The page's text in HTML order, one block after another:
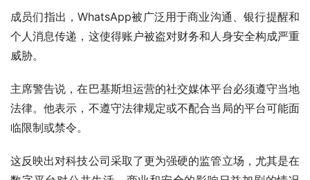
成员们指出，WhatsApp被广泛用于商业沟通、银行提醒和
个人消息传递，这使得账户被盗对财务​​和人身安全构成严重
威胁。
主席警告说，在巴基斯坦运营的社交媒体平台必须遵守当地
法律。他表示，不遵守法律规定或不配合当局的平台可能面
临限制或禁令。
这反映出对科技公司采取了更为强硬的监管立场，尤其是在